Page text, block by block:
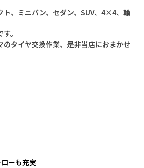
ト、ミニバン、セダン、SUV、4×4、輸
。
のタイヤ交換作業、是非当店におまかせ
ーも充実